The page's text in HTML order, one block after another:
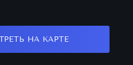
НА КАРТЕ